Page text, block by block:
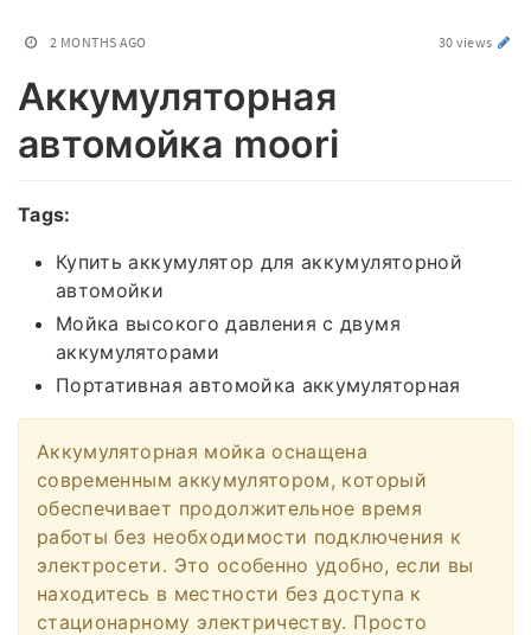
2 MONTHS AGO 30 views
Аккумуляторная
автомойка moori
Tags:
Купить аккумулятор для аккумуляторной
автомойки
Мойка высокого давления с двумя
аккумуляторами
Портативная автомойка аккумуляторная
Аккумуляторная мойка оснащена
современным аккумулятором, который
обеспечивает продолжительное время
работы без необходимости подключения к
электросети. Это особенно удобно, если вы
находитесь в местности без доступа к
стационарному электричеству. Просто